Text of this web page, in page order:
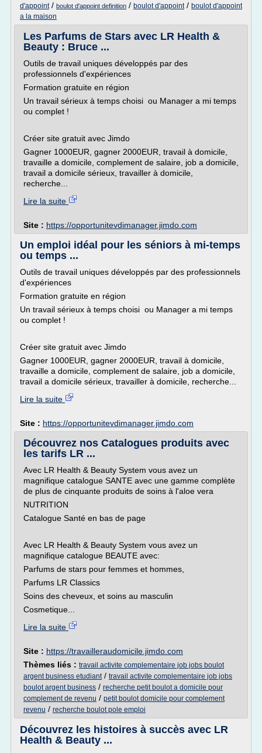
d'appoint/ boulot d'appoint definition / boulot d'appoint/ boulot d'appoint
a la maison
Les Parfums de Stars avec LR Health &
Beauty : Bruce ...
Outils de travail uniques développés par des
professionnels d'expériences
Formation gratuite en région
Un travail sérieux à temps choisi ou Manager a mi temps
ou complet !
Créer site gratuit avec Jimdo
Gagner 1000EUR, gagner 2000EUR, travail à domicile,
travaille a domicile, complement de salaire, job a domicile,
travail a domicile sérieux, travailler à domicile,
recherche...
Lire la suite
Site : https://opportunitevdimanager.jimdo.com
Un emploi idéal pour les séniors à mi-temps
ou temps ...
Outils de travail uniques développés par des professionnels
d'expériences
Formation gratuite en région
Un travail sérieux à temps choisi ou Manager a mi temps
ou complet !
Créer site gratuit avec Jimdo
Gagner 1000EUR, gagner 2000EUR, travail à domicile,
travaille a domicile, complement de salaire, job a domicile,
travail a domicile sérieux, travailler à domicile, recherche...
Lire la suite
Site : https://opportunitevdimanager.jimdo.com
Découvrez nos Catalogues produits avec
les tarifs LR ...
Avec LR Health & Beauty System vous avez un
magnifique catalogue SANTE avec une gamme complète
de plus de cinquante produits de soins à l'aloe vera
NUTRITION
Catalogue Santé en bas de page
Avec LR Health & Beauty System vous avez un
magnifique catalogue BEAUTE avec:
Parfums de stars pour femmes et hommes,
Parfums LR Classics
Soins des cheveux, et soins au masculin
Cosmetique...
Lire la suite
Site : https://travailleraudomicile.jimdo.com
Thèmes liés : travail activite complementaire job jobs boulot
argent business etudiant/ travail activite complementaire job jobs
boulot argent business / recherche petit boulot a domicile pour
complement de revenu / petit boulot domicile pour complement
revenu / recherche boulot pole emploi
Découvrez les histoires à succès avec LR
Health & Beauty ...